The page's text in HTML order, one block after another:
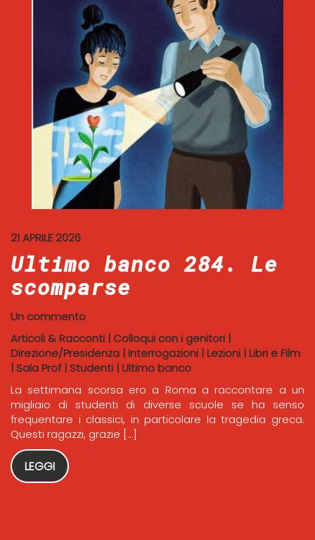
21 APRILE 2026
Ultimo banco 284. Le
scomparse
Un commento
Articoli & Racconti | Colloqui con i genitori |
Direzione/Presidenza | Interrogazioni | Lezioni | Libri e Film
| Sala Prof| Studenti | Ultimo banco
La settimana scorsa ero a Roma a raccontare a un
migliaio di studenti di diverse scuole se ha senso
frequentare i classici, in particolare la tragedia greca.
Questi ragazzi, grazie […]
LEGGI